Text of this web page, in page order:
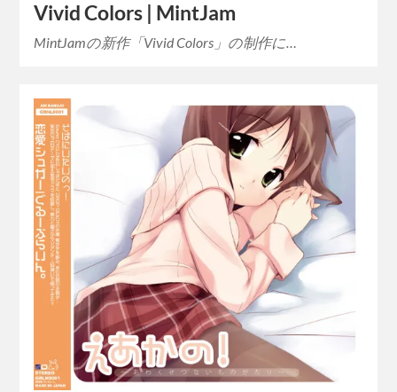
Vivid Colors | MintJam
MintJamの新作「Vivid Colors」の制作に…